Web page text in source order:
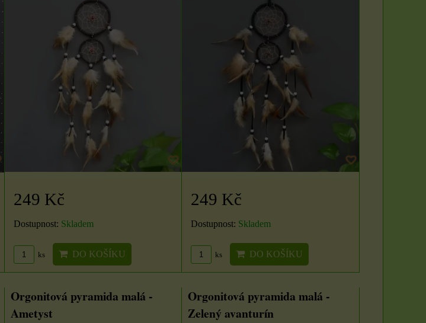
249 Kč
Dostupnost: Skladem
ks DO KOŠÍKU
249 Kč
Dostupnost: Skladem
ks DO KOŠÍKU
Orgonitová pyramida malá -
Ametyst
Orgonitová pyramida malá -
Zelený avanturín
Sada 3 rituálních